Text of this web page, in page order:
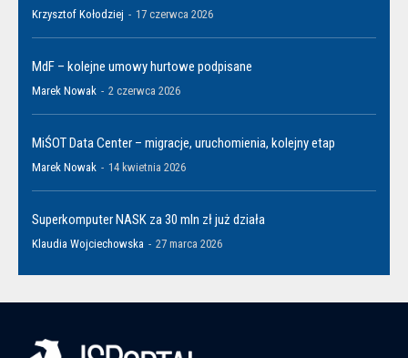
Krzysztof Kołodziej - 17 czerwca 2026
MdF – kolejne umowy hurtowe podpisane
Marek Nowak - 2 czerwca 2026
MiŚOT Data Center – migracje, uruchomienia, kolejny etap
Marek Nowak - 14 kwietnia 2026
Superkomputer NASK za 30 mln zł już działa
Klaudia Wojciechowska - 27 marca 2026